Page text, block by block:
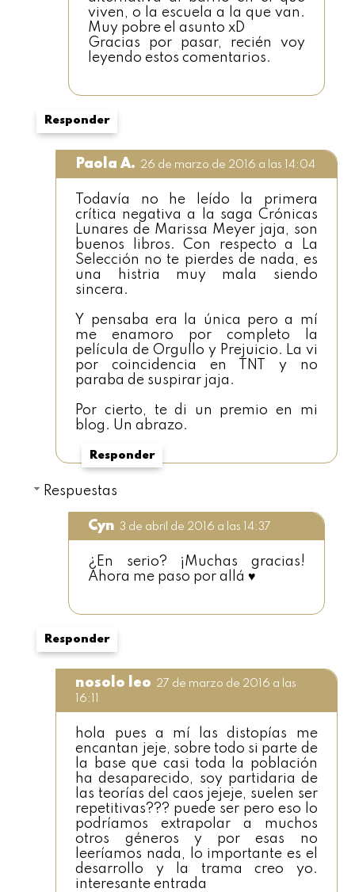
viven, o la escuela a la que van.
Muy pobre el asunto xD
Gracias por pasar, recién voy
leyendo estos comentarios.
Responder
Paola A. 26 de marzo de 2016 a las 14:04
Todavía no he leído la primera
crítica negativa a la saga Crónicas
Lunares de Marissa Meyer jaja, son
buenos libros. Con respecto a La
Selección no te pierdes de nada, es
una histria muy mala siendo
sincera.
Y pensaba era la única pero a mí
me enamoro por completo la
película de Orgullo y Prejuicio. La vi
por coincidencia en TNT y no
paraba de suspirar jaja.
Por cierto, te di un premio en mi
blog. Un abrazo.
Responder
Respuestas
Cyn 3 de abril de 2016 a las 14:37
¿En serio? ¡Muchas gracias!
Ahora me paso por allá ♥
Responder
nosolo leo 27 de marzo de 2016 a las
16:11
hola pues a mí las distopías me
encantan jeje, sobre todo si parte de
la base que casi toda la población
ha desaparecido, soy partidaria de
las teorías del caos jejeje, suelen ser
repetitivas??? puede ser pero eso lo
podríamos extrapolar a muchos
otros géneros y por esas no
leeríamos nada, lo importante es el
desarrollo y la trama creo yo.
interesante entrada